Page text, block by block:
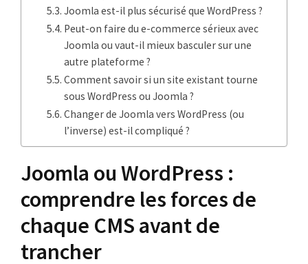
Joomla est-il plus sécurisé que WordPress ?
Peut-on faire du e-commerce sérieux avec
Joomla ou vaut-il mieux basculer sur une
autre plateforme ?
Comment savoir si un site existant tourne
sous WordPress ou Joomla ?
Changer de Joomla vers WordPress (ou
l’inverse) est-il compliqué ?
Joomla ou WordPress :
comprendre les forces de
chaque CMS avant de
trancher